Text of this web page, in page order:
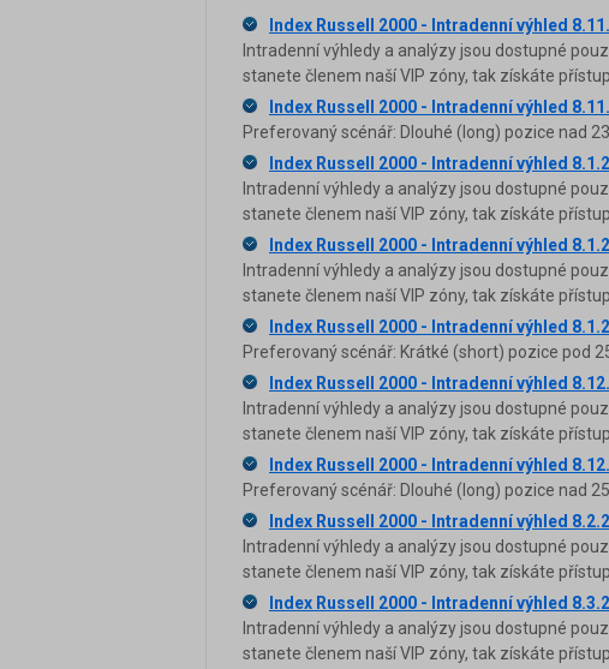
Index Russell 2000 - Intradenní výhled
Intradenní výhledy a analýzy jsou dostupné
stanete členem naší VIP zóny, tak získáte
Index Russell 2000 - Intradenní výhled
Preferovaný scénář: Dlouhé (long) pozice nad
Index Russell 2000 - Intradenní výhled
Intradenní výhledy a analýzy jsou dostupné
stanete členem naší VIP zóny, tak získáte
Index Russell 2000 - Intradenní výhled
Intradenní výhledy a analýzy jsou dostupné
stanete členem naší VIP zóny, tak získáte
Index Russell 2000 - Intradenní výhled
Preferovaný scénář: Krátké (short) pozice pod
Index Russell 2000 - Intradenní výhled
Intradenní výhledy a analýzy jsou dostupné
stanete členem naší VIP zóny, tak získáte
Index Russell 2000 - Intradenní výhled
Preferovaný scénář: Dlouhé (long) pozice nad
Index Russell 2000 - Intradenní výhled
Intradenní výhledy a analýzy jsou dostupné
stanete členem naší VIP zóny, tak získáte
Index Russell 2000 - Intradenní výhled
Intradenní výhledy a analýzy jsou dostupné
stanete členem naší VIP zóny, tak získáte